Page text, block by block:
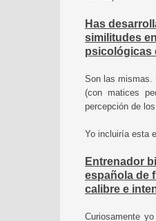
Has
similitudes
psicológicas
Son las mismas.
(con matices
percepción de
Yo incluiría esta
Entrenador
española de
calibre e
Curiosamente